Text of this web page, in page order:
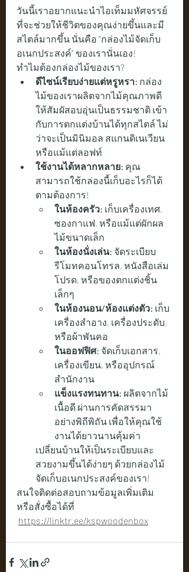
วันนี้เราอยากแนะนำไอเท็มมหัศจรรย์
ที่จะช่วยให้ชีวิตของคุณง่ายขึ้นและมี
สไตล์มากขึ้น นั่นคือ "กล่องไม้จัดเก็บ
อเนกประสงค์" ของเรานั่นเอง!
ทำไมต้องกล่องไม้ของเรา?
ดีไซน์เรียบง่ายแต่หรูหรา: กล่อง
ไม้ของเราผลิตจากไม้คุณภาพดี
ให้สัมผัสอบอุ่นเป็นธรรมชาติ เข้า
กับการตกแต่งบ้านได้ทุกสไตล์ ไม่
ว่าจะเป็นมินิมอล สแกนดิเนเวียน
หรือแม้แต่ลอฟท์
ใช้งานได้หลากหลาย: คุณ
สามารถใช้กล่องนี้เก็บอะไรก็ได้
ตามต้องการ!
ในห้องครัว: เก็บเครื่องเทศ,
ซองกาแฟ, หรือแม้แต่ผักผล
ไม้ขนาดเล็ก
ในห้องนั่งเล่น: จัดระเบียบ
รีโมทคอนโทรล, หนังสือเล่ม
โปรด, หรือของตกแต่งชิ้น
เล็กๆ
ในห้องนอน/ห้องแต่งตัว: เก็บ
เครื่องสำอาง, เครื่องประดับ,
หรือผ้าพันคอ
ในออฟฟิศ: จัดเก็บเอกสาร,
เครื่องเขียน, หรืออุปกรณ์
สำนักงาน
แข็งแรงทนทาน: ผลิตจากไม้
เนื้อดี ผ่านการคัดสรรมา
อย่างพิถีพิถัน เพื่อให้คุณใช้
งานได้ยาวนานคุ้มค่า
เปลี่ยนบ้านให้เป็นระเบียบและ
สวยงามขึ้นได้ง่ายๆ ด้วยกล่องไม้
จัดเก็บอเนกประสงค์ของเรา!
สนใจติดต่อสอบถามข้อมูลเพิ่มเติม
หรือสั่งซื้อได้ที่
https://linktr.ee/kspwoodenbox